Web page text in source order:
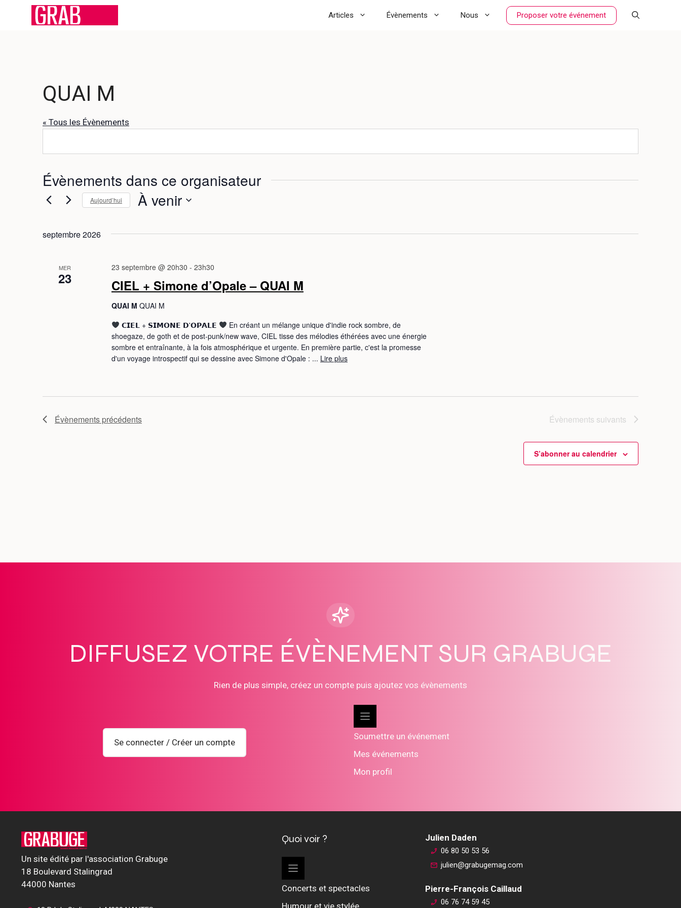
Articles Évènements Nous Proposer votre événement
QUAI M
« Tous les Évènements
Évènements dans ce organisateur
Aujourd’hui À venir
c
i
o
n
e
z
a
septembre 2026
MER
23 CIEL + Simone d’Opale – QUAI M
23 septembre @ 20h30 - 23h30
QUAI M QUAI M
𝗖𝗜𝗘𝗟 + 𝗦𝗜𝗠𝗢𝗡𝗘 𝗗'𝗢𝗣𝗔𝗟𝗘
En créant un mélange unique d'indie rock sombre, de
shoegaze, de goth et de post-punk/new wave, CIEL tisse des mélodies éthérées avec une énergie
sombre et entraînante, à la fois atmosphérique et urgente. En première partie, c'est la promesse
d'un voyage introspectif qui se dessine avec Simone d'Opale : ... Lire plus
Évènements précédents Évènements suivants
S’abonner au calendrier
DIFFUSEZ VOTRE ÉVÈNEMENT SUR GRABUGE
Rien de plus simple, créez un compte puis ajoutez vos évènements
Se connecter / Créer un compte
Soumettre un événement
Mes événements
Mon profil
Un site édité par l'association Grabuge
18 Boulevard Stalingrad
44000 Nantes
Quoi voir ?
Concerts et spectacles
Humour et vie stylée
Julien Daden
06 80 50 53 56
julien@grabugemag.com
Pierre-François Caillaud
06 76 74 59 45